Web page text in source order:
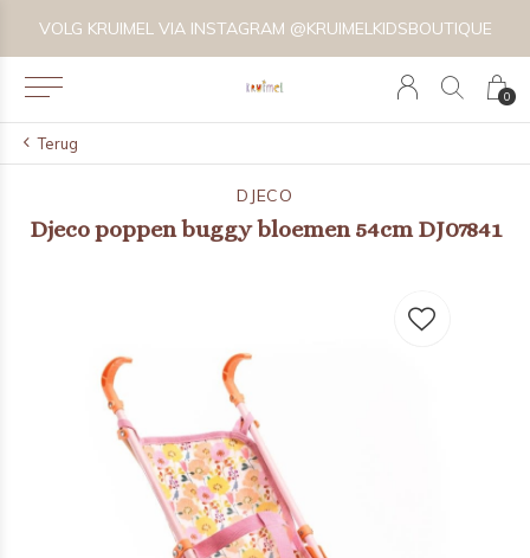
0
VOLG KRUIMEL VIA INSTAGRAM @KRUIMELKIDSBOUTIQUE
Terug
DJECO
Djeco poppen buggy bloemen 54cm DJ07841